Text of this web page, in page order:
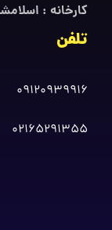
کارخانه :
تلفن
09120939916
02165291355